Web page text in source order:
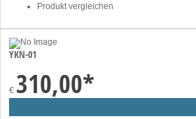
Produkt vergleichen
YKN-01
€ 310,00*